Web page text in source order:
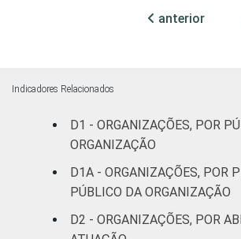
Centro-Oeste
Cultura e
Educação e
pesquisa
anterior
Indicadores Relacionados
D1 - ORGANIZAÇÕES, POR
ORGANIZAÇÃO
D1A - ORGANIZAÇÕES, POR
PÚBLICO DA ORGANIZAÇÃO
D2 - ORGANIZAÇÕES, POR